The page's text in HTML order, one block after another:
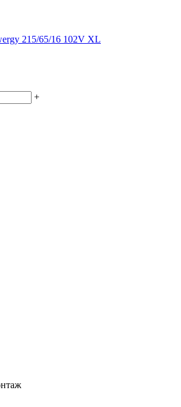
215/65/16 102V XL
+